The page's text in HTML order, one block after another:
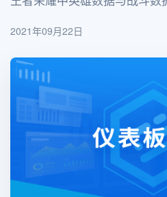
2021年09月22日